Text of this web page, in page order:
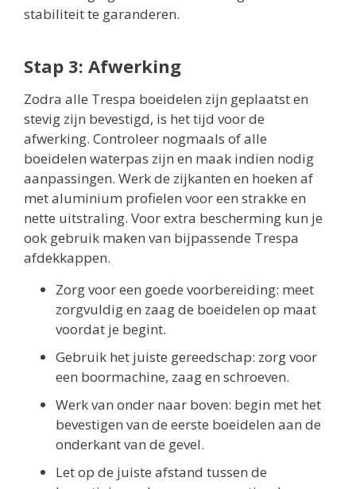
stabiliteit te garanderen.
Stap 3: Afwerking
Zodra alle Trespa boeidelen zijn geplaatst en
stevig zijn bevestigd, is het tijd voor de
afwerking. Controleer nogmaals of alle
boeidelen waterpas zijn en maak indien nodig
aanpassingen. Werk de zijkanten en hoeken af
met aluminium profielen voor een strakke en
nette uitstraling. Voor extra bescherming kun je
ook gebruik maken van bijpassende Trespa
afdekkappen.
Zorg voor een goede voorbereiding: meet
zorgvuldig en zaag de boeidelen op maat
voordat je begint.
Gebruik het juiste gereedschap: zorg voor
een boormachine, zaag en schroeven.
Werk van onder naar boven: begin met het
bevestigen van de eerste boeidelen aan de
onderkant van de gevel.
Let op de juiste afstand tussen de